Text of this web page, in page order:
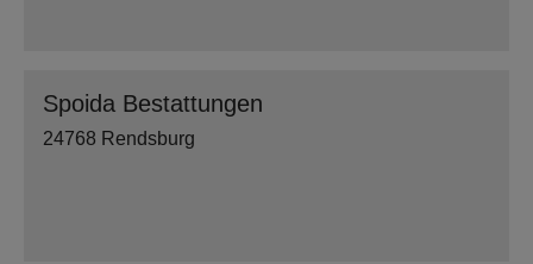
Spoida Bestattungen
24768 Rendsburg